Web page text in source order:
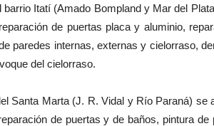
barrio Itatí (Amado Bompland y Mar del
de puertas placa y aluminio,
paredes internas, externas y cielorraso,
del cielorraso.
Santa Marta (J. R. Vidal y Río Paraná) se
de puertas y de baños, pintura